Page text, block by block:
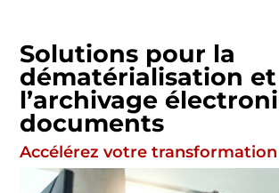
Solutions pour la
dématérialisation et
l’archivage
documents
Accélérez votre